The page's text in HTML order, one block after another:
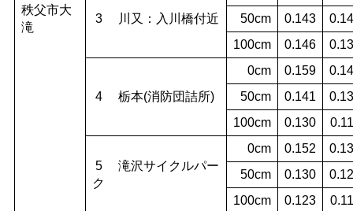
秩父市大
滝
3 川又：入川橋付近
50cm
0.143
100cm
0.146
4 栃本(消防団詰所)
0cm 0.159
50cm
0.141
100cm
0.130
5 滝沢サイクルパー
ク
0cm 0.152
50cm
0.130
100cm
0.123